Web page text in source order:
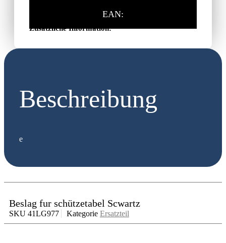
EAN:
Zusätzliche Information:
Beschreibung
e
Beslag fur schützetabel Scwartz
SKU 41LG977 Kategorie Ersatzteil